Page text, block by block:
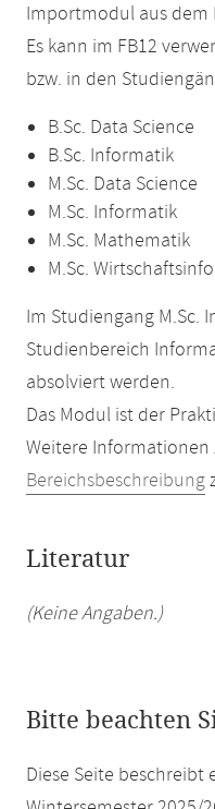
Importmodul aus dem
Es kann im FB12
bzw. in den
B.Sc. Data Science
B.Sc. Informatik
M.Sc. Data Science
M.Sc. Informatik
M.Sc. Mathematik
M.Sc.
Im Studiengang M.Sc.
Studienbereich
absolviert werden.
Das Modul ist der
Weitere
Bereichsbeschreibung
Literatur
(Keine Angaben.)
Bitte beachten
Diese Seite